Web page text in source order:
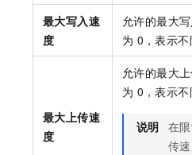
最大写入速
度
允许的最大
为 0，表示不
最大上传速
度
允许的最大
为 0，表示不
说明 在
传